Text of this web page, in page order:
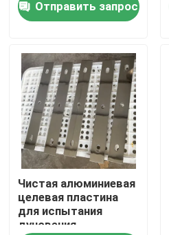
Дом
Продукты
Видео
Шоу VR
с чистой
алюминиевой
Отправить запрос
Чистая алюминиевая
целевая пластина
для испытания
дуновения